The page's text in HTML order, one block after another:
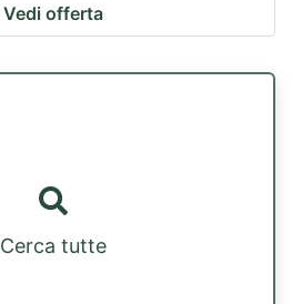
Vedi offerta
Cerca tutte